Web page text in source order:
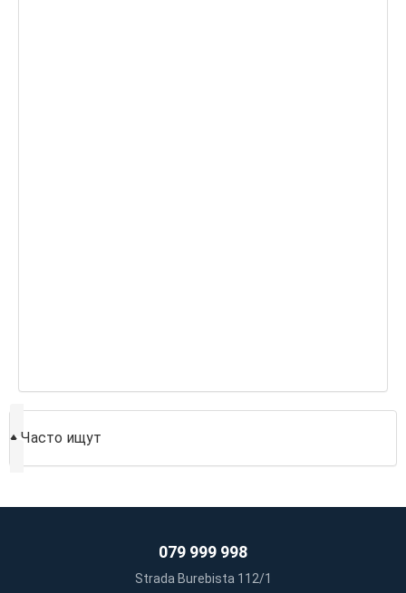
♦ Часто ищут
079 999 998
Strada Burebista 112/1